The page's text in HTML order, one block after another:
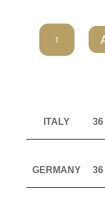
CHERVO
BERMUDA
MUJER
ITALY 36
GERMANY 36